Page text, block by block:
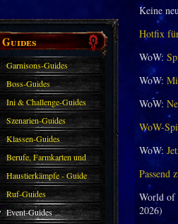
Guides
Garnisons-Guides
Boss-Guides
Ini & Challenge-Guides
Szenarien-Guides
Klassen-Guides
Berufe, Farmkarten und
Haustiere
Haustierkämpfe - Guide
Ruf-Guides
Event-Guides
Keine
Hotfix
WoW:
WoW:
WoW:
WoW-
WoW:
Passend
World of
2026)